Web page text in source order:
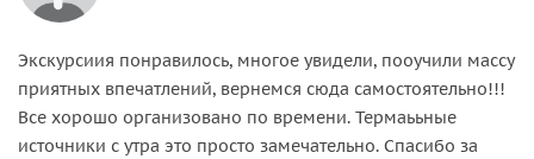
Экскурсиия понравилось, многое увидели, пооучили массу
приятных впечатлений, вернемся сюда самостоятельно!!!
Все хорошо организовано по времени. Термаььные
источники с утра это просто замечательно. Спасибо за